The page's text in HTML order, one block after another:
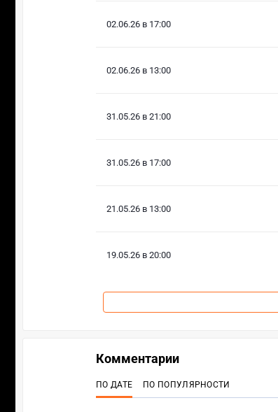
02.06.26 в 17:00
02.06.26 в 13:00
31.05.26 в 21:00
31.05.26 в 17:00
21.05.26 в 13:00
19.05.26 в 20:00
Комментарии
ПО ДАТЕ ПО ПОПУЛЯРНОСТИ